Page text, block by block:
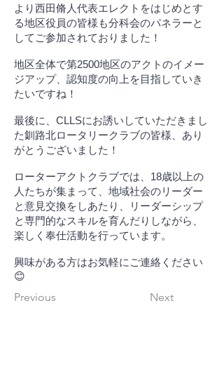
より西田脩人代表エレクトをはじめとす
る地区役員の皆様も分科会のパネラーと
してご参加されておりました！
地区全体で第2500地区のアクトのイメー
ジアップ、認知度の向上を目指していき
たいですね！
最後に、CLLSにお誘いしていただきまし
た釧路北ロータリークラブの皆様、あり
がとうございました！
ローターアクトクラブでは、18歳以上の
人たちが集まって、地域社会のリーダー
と意見交換をしあたり、リーダーシップ
と専門的なスキルを育んだりしながら、
楽しく奉仕活動を行っています。
興味がある方はお気軽にご連絡ください
😊
Previous Next